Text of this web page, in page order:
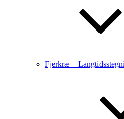
Fjerkræ –